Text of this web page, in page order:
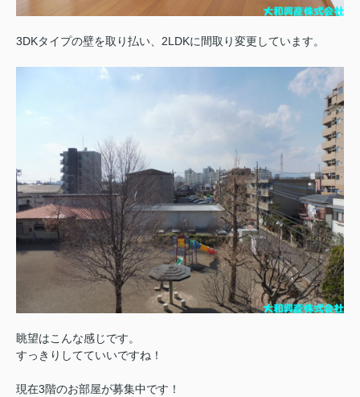
3DKタイプの壁を取り払い、2LDKに間取り変更しています。
眺望はこんな感じです。
すっきりしてていいですね！
現在3階のお部屋が募集中です！